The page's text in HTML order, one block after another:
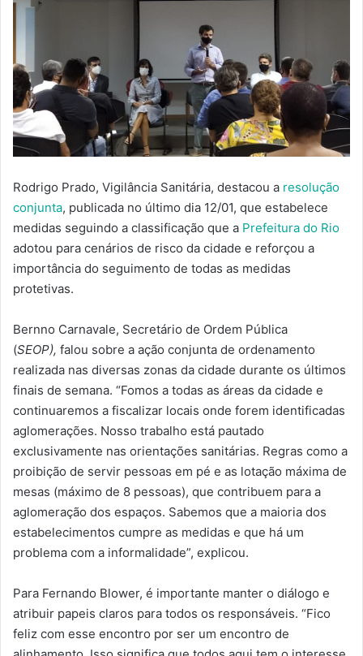
Rodrigo Prado, Vigilância Sanitária, destacou a resolução
conjunta, publicada no último dia 12/01, que estabelece
medidas seguindo a classificação que a Prefeitura​ do Rio
adotou para cenários de risco da cidade e reforçou a
importância do seguimento de todas as medidas
protetivas.
Bernno Carnavale, Secretário de Ordem Pública
(SEOP), falou sobre a ação conjunta de ordenamento
realizada nas diversas zonas da cidade durante os últimos
finais de semana. “Fomos a todas as áreas da cidade e
continuaremos a fiscalizar locais onde forem identificadas
aglomerações. Nosso trabalho está pautado
exclusivamente nas orientações sanitárias. Regras como a
proibição de servir pessoas em pé e as lotação máxima de
mesas (máximo de 8 pessoas), que contribuem para a
aglomeração dos espaços. Sabemos que a maioria dos
estabelecimentos cumpre as medidas e que há um
problema com a informalidade”, explicou.
Para Fernando Blower, é importante manter o diálogo e
atribuir papeis claros para todos os responsáveis. “Fico
feliz com esse encontro por ser um encontro de